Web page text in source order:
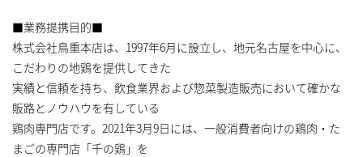
■業務提携目的■
株式会社鳥重本店は、1997年6月に設立し、地元名古屋を中心に、
こだわりの地鶏を提供してきた
実績と信頼を持ち、飲食業界および惣菜製造販売において確かな
販路とノウハウを有している
鶏肉専門店です。2021年3月9日には、一般消費者向けの鶏肉・た
まごの専門店「千の鶏」を